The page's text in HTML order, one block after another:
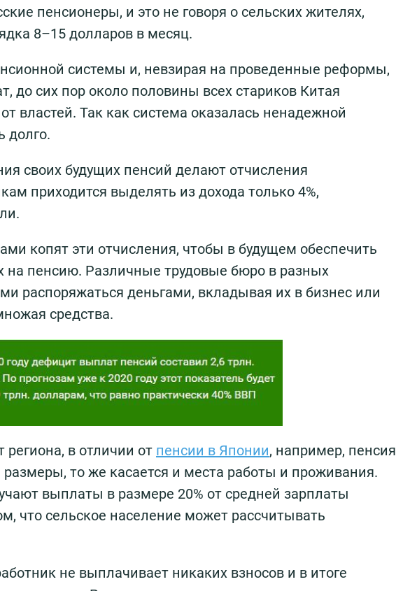
пенсионеры, и это не говоря о сельских жителях,
8–15 долларов в месяц.
системы и, невзирая на проведенные реформы,
до сих пор около половины всех стариков Китая
властей. Так как система оказалась ненадежной
долго.
своих будущих пенсий делают отчисления
приходится выделять из дохода только 4%,
копят эти отчисления, чтобы в будущем обеспечить
пенсию. Различные трудовые бюро в разных
распоряжаться деньгами, вкладывая их в бизнес или
средства.
в отличии от пенсии в Японии, например, пенсия
то же касается и места работы и проживания.
выплаты в размере 20% от средней зарплаты
что сельское население может рассчитывать
не выплачивает никаких взносов и в итоге